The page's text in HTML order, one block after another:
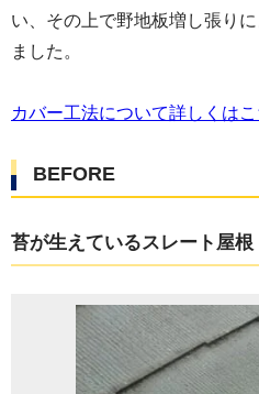
い、その上で野地板増し張り
ました。
カバー工法について詳しくはこ
BEFORE
苔が生えているスレート屋根